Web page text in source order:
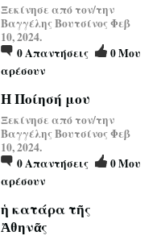
Ξεκίνησε από τον/την
Βαγγέλης Βουτσίνος Φεβ
10, 2024.
0Απαντήσεις 0Μου
αρέσουν
Η Ποίησή μου
Ξεκίνησε από τον/την
Βαγγέλης Βουτσίνος Φεβ
10, 2024.
0Απαντήσεις 0Μου
αρέσουν
ἡ κατάρα τῆς
Ἀθηνᾶς